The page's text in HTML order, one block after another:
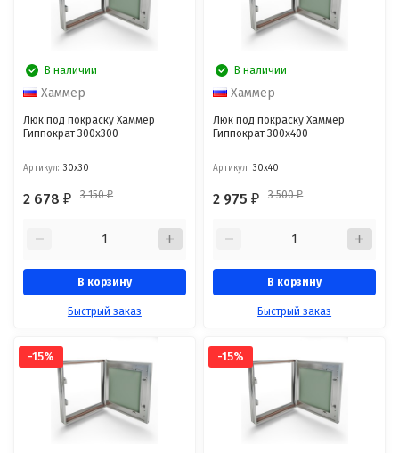
В наличии
Хаммер
Люк под покраску Хаммер
Гиппократ 300x300
Артикул: 30x30
2 678₽ 3 150₽
В корзину
Быстрый заказ
В наличии
Хаммер
Люк под покраску Хаммер
Гиппократ 300x400
Артикул: 30x40
2 975₽ 3 500₽
В корзину
Быстрый заказ
-15% -15%